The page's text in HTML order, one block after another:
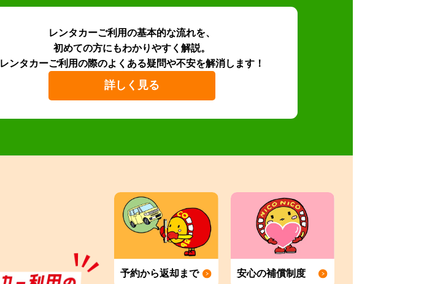
レンタカーご利用の基本的な流れを、
初めての方にもわかりやすく解説。
レンタカーご利用の際のよくある疑問や不安を解消します！
詳しく見る
予約から返却まで 安心の補償制度